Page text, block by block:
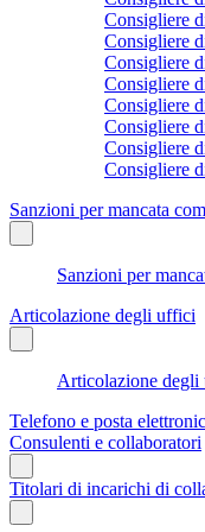
Consigliere
Consigliere
Consigliere
Consigliere
Consigliere
Consigliere
Consigliere
Consigliere
Sanzioni per mancata
Sanzioni per
Articolazione degli uffici
Articolazione degli
Telefono e posta
Consulenti e collaboratori
Titolari di incarichi di